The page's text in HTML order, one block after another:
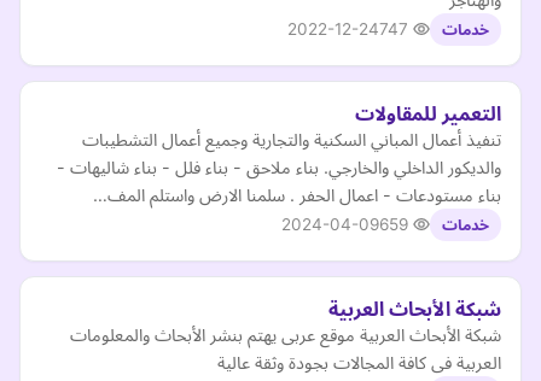
خدمات 2022-12-24
التعمير للمقاولات
تنفيذ أعمال المباني السكنية والتجارية وجميع أعمال التشطيبات
والديكور الداخلي والخارجي. بناء ملاحق - بناء فلل - بناء شاليهات -
بناء مستودعات - اعمال الحفر . سلمنا الارض واستلم المف…
خدمات 2024-04-09
شبكة الأبحاث العربية
شبكة الأبحاث العربية موقع عربى يهتم بنشر الأبحاث والمعلومات
العربية فى كافة المجالات بجودة وثقة عالية